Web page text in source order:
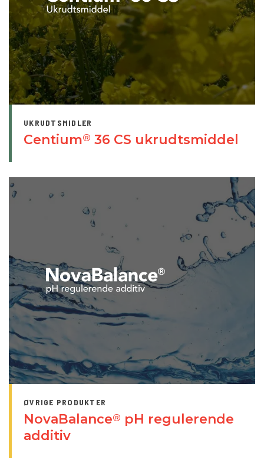
UKRUDTSMIDLER
Centium® 36 CS ukrudtsmiddel
ØVRIGE PRODUKTER
NovaBalance® pH regulerende
additiv